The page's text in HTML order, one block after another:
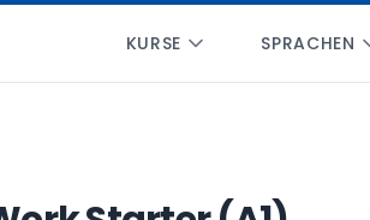
KURSE SPRACHEN